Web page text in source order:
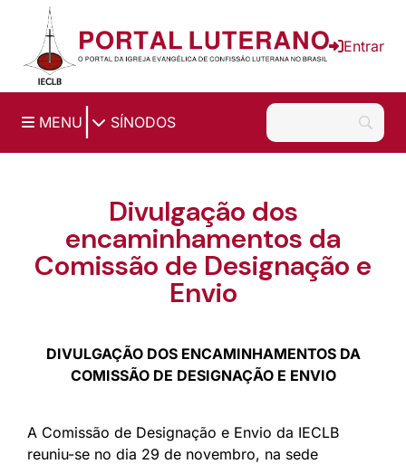
Ir para o conteúdo principal
Entrar
MENU SÍNODOS
Divulgação dos
encaminhamentos da
Comissão de Designação e
Envio
DIVULGAÇÃO DOS ENCAMINHAMENTOS DA
COMISSÃO DE DESIGNAÇÃO E ENVIO
A Comissão de Designação e Envio da IECLB
reuniu-se no dia 29 de novembro, na sede